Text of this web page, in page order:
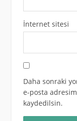
İnternet sitesi
Daha sonraki
e-posta
kaydedilsin.